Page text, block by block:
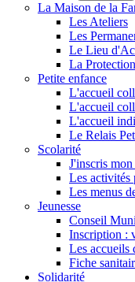
La Maison de la
Les Ateliers
Les
Le Lieu
La
Petite enfance
L'accueil
L'accueil
L'accueil
Le Relais
Scolarité
J'inscris
Les activités
Les menus
Jeunesse
Conseil
Inscription :
Les accueils
Fiche
Solidarité